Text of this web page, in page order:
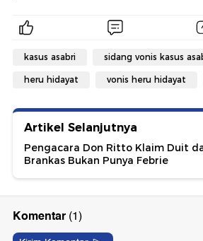
kasus asabri sidang vonis kasus
heru hidayat vonis heru hidayat
Artikel Selanjutnya
Pengacara Don Ritto Klaim Duit
Brankas Bukan Punya Febrie